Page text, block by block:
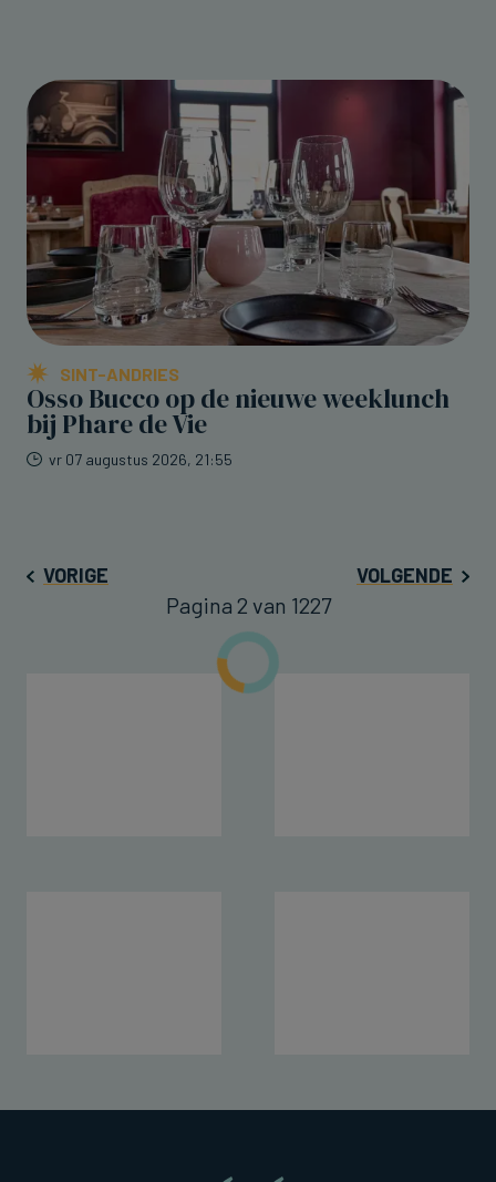
SINT-ANDRIES
Osso Bucco op de nieuwe weeklunch
bij Phare de Vie
vr 07 augustus 2026, 21:55
VORIGE VOLGENDE
Pagina 2 van 1227